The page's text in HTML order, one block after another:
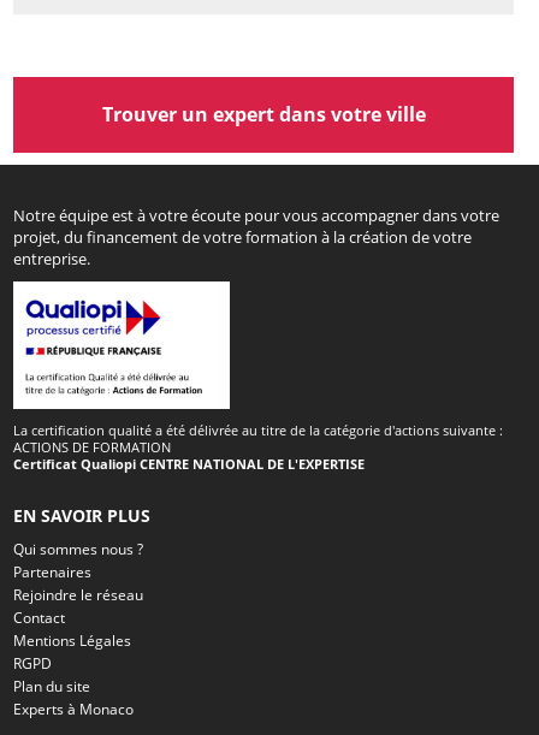
Trouver un expert dans votre ville
Notre équipe est à votre écoute pour vous accompagner dans votre
projet, du financement de votre formation à la création de votre
entreprise.
La certification qualité a été délivrée au titre de la catégorie d'actions suivante :
ACTIONS DE FORMATION
Certificat Qualiopi CENTRE NATIONAL DE L'EXPERTISE
EN SAVOIR PLUS
Qui sommes nous ?
Partenaires
Rejoindre le réseau
Contact
Mentions Légales
RGPD
Plan du site
Experts à Monaco